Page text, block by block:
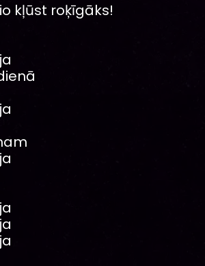
kļūst roķīgāks!